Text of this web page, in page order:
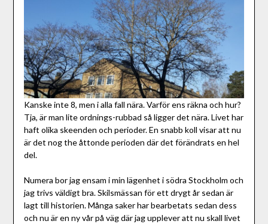
Kanske inte 8, men i alla fall nära. Varför ens räkna och hur?
Tja, är man lite ordnings-rubbad så ligger det nära. Livet har
haft olika skeenden och perioder. En snabb koll visar att nu
är det nog the åttonde perioden där det förändrats en hel
del.
Numera bor jag ensam i min lägenhet i södra Stockholm och
jag trivs väldigt bra. Skilsmässan för ett drygt år sedan är
lagt till historien. Många saker har bearbetats sedan dess
och nu är en ny vår på väg där jag upplever att nu skall livet